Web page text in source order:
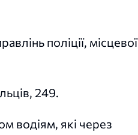
поліції, місцевої
249.
водіям, які через